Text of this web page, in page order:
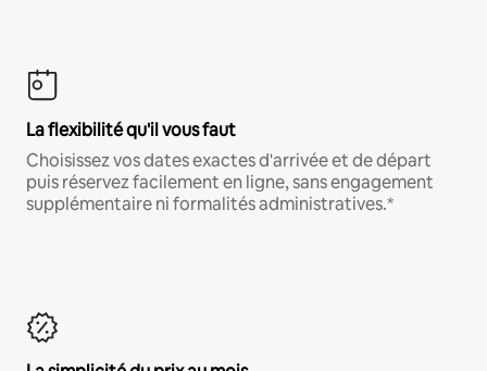
La flexibilité qu'il vous faut
Choisissez vos dates exactes d'arrivée et de départ
puis réservez facilement en ligne, sans engagement
supplémentaire ni formalités administratives.*